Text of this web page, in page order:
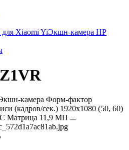
Xiaomi YiЭкшн-камера HP
камера Форм-фактор
(кадров/сек.) 1920x1080 (50, 60)
Матрица 11,9 МП ...